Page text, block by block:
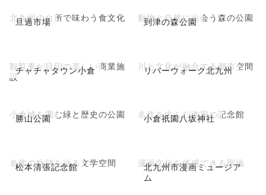
旦過市場
北九州の台所で味わう食文化 到津の森公園
動物と自然に出会う森の公園
チャチャタウン小倉
観覧車が目印の楽しい商業施
設
リバーウォーク北九州
川と文化が融合する都市空間
勝山公園
小倉城を囲む緑と歴史の公園 小倉祇園八坂神社
名作を生んだ作家の記念館
松本清張記念館
名作の軌跡を辿る文学空間
北九州市漫画ミュージア
ム
漫画文化を体感できる聖地